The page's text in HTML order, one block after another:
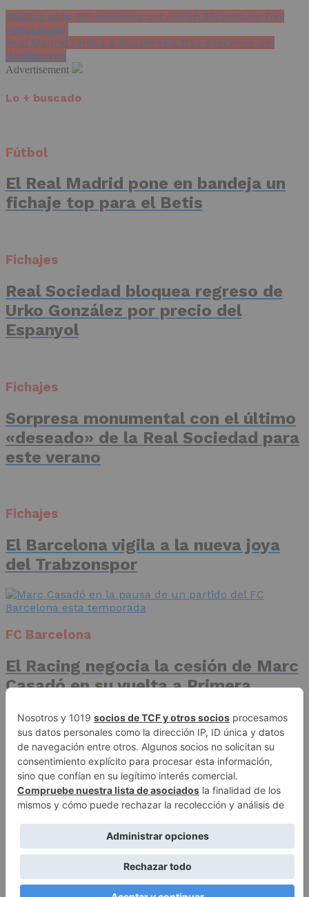
Atlético pide 150 millones por Julián Álvarez: no hay
negociación
Real Madrid tantea a Koulierakis tras descenso del
Wolfsburgo
Advertisement
Lo + buscado
Fútbol
El Real Madrid pone en bandeja un
fichaje top para el Betis
Fichajes
Real Sociedad bloquea regreso de
Urko González por precio del
Espanyol
Fichajes
Sorpresa monumental con el último
«deseado» de la Real Sociedad para
este verano
Fichajes
El Barcelona vigila a la nueva joya
del Trabzonspor
FC Barcelona
El Racing negocia la cesión de Marc
Casadó en su vuelta a Primera
Advertisement
Publicidad
Aviso legal
Política de privacidad
Autores
Contacto
Política editorial
Quiénes somos
ACCESO REDACCIÓN
Automatizaciones, SL